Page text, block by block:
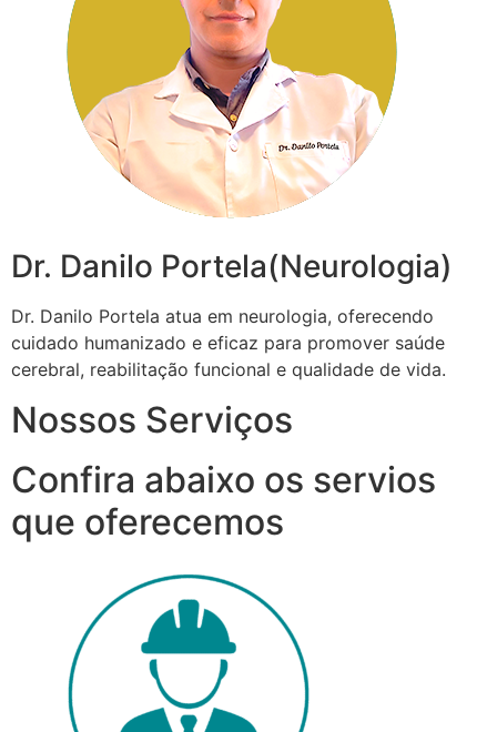
Dr. Danilo Portela(Neurologia)
Dr. Danilo Portela atua em neurologia, oferecendo
cuidado humanizado e eficaz para promover saúde
cerebral, reabilitação funcional e qualidade de vida.
Nossos Serviços
Confira abaixo os servios
que oferecemos